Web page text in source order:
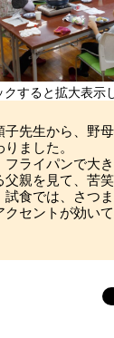
クすると拡大表示
先生から、野
ました。
ライパンで大
父親を見て、苦
食では、さつ
クセントが効い